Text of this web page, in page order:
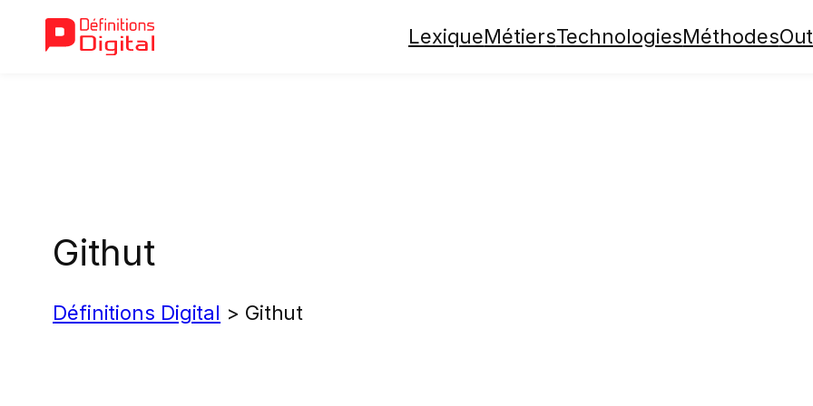
LexiqueMétiersTechnologiesMéthodes
Githut
Définitions Digital > Githut